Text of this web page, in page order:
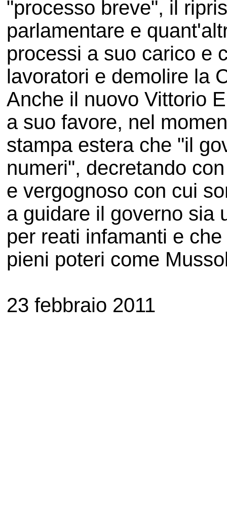
"processo breve", il
parlamentare e
processi a suo carico e
lavoratori e demolire la
Anche il nuovo Vittorio
a suo favore, nel
stampa estera che "il
numeri", decretando
e vergognoso con cui
a guidare il governo sia
per reati infamanti e
pieni poteri come
23 febbraio 2011